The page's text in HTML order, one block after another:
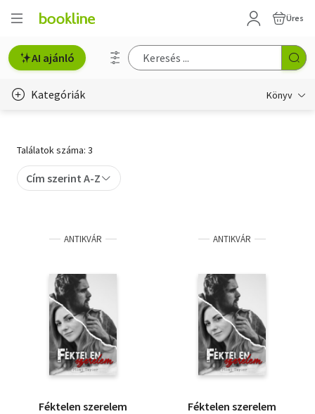
Üres
AI ajánló
Kategóriák Könyv
Gyermek- és ifjúsági
Művészet
Szakkönyv
Szótár, nyelvkönyv
Tankönyv, segédkönyv
Társadalomtudomány
Találatok száma: 3
Cím szerint A-Z
ANTIKVÁR
Féktelen szerelem
ANTIKVÁR
Féktelen szerelem